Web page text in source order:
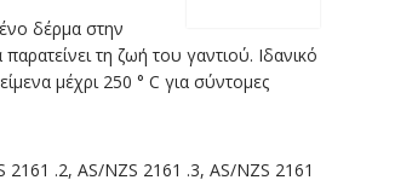
δέρμα στην
τη ζωή του γαντιού. Ιδανικό
μέχρι 250 ° C για σύντομες
2161 .2, AS/NZS 2161 .3, AS/NZS 2161